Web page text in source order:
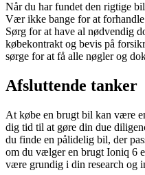
Når du har fundet den rigtige
Vær ikke bange for at
Sørg for at have al nødvendig
købekontrakt og bevis på
sørge for at få alle nøgler og
Afsluttende tanker
At købe en brugt bil kan være
dig tid til at gøre din due
du finde en pålidelig bil, der
om du vælger en brugt Ioniq 6
være grundig i din research og